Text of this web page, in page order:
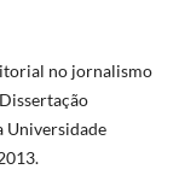
no jornalismo
Universidade